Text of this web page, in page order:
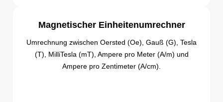
Magnetischer Einheitenumrechner
Umrechnung zwischen Oersted (Oe), Gauß (G), Tesla
(T), MilliTesla (mT), Ampere pro Meter (A/m) und
Ampere pro Zentimeter (A/cm).